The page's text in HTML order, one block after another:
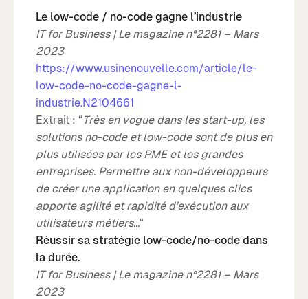
Le low-code / no-code gagne l’industrie
IT for Business | Le magazine n°2281 – Mars
2023
https://www.usinenouvelle.com/article/le-
low-code-no-code-gagne-l-
industrie.N2104661
Extrait : “ Très en vogue dans les start-up, les
solutions no-code et low-code sont de plus en
plus utilisées par les PME et les grandes
entreprises. Permettre aux non-développeurs
de créer une application en quelques clics
apporte agilité et rapidité d’exécution aux
utilisateurs métiers…“
Réussir sa stratégie low-code/no-code dans
la durée.
IT for Business | Le magazine n°2281 – Mars
2023